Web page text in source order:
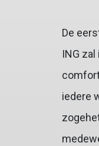
De
ING
iedere